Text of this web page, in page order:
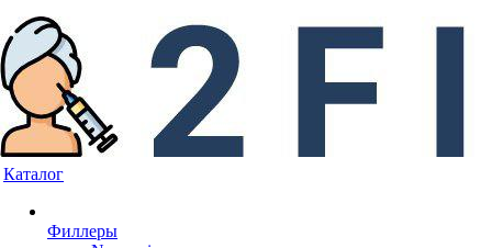
Каталог
Филлеры